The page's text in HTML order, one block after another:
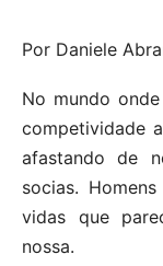
Por Daniele
No mundo
competividade
afastando de
socias.
vidas que
nossa.